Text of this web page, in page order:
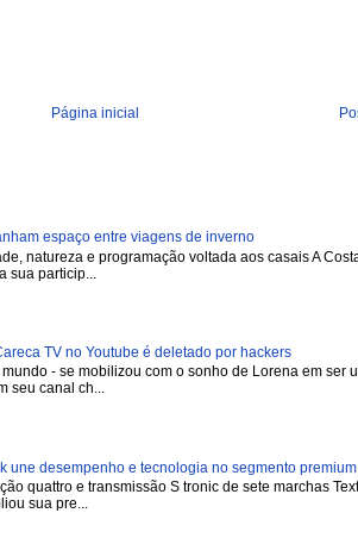
Página inicial
espaço entre viagens de inverno
natureza e programação voltada aos casais A
particip...
TV no Youtube é deletado por hackers
- se mobilizou com o sonho de Lorena em ser
seu canal ch...
une desempenho e tecnologia no segmento premium
quattro e transmissão S tronic de sete marchas
sua pre...